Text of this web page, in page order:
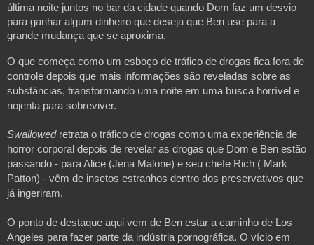
última noite juntos no bar da cidade quando Dom faz um desvio
para ganhar algum dinheiro que deseja que Ben use para a
grande mudança que se aproxima.
O que começa como um esboço de tráfico de drogas fica fora de
controle depois que mais informações são reveladas sobre as
substâncias, transformando uma noite em uma busca horrível e
nojenta para sobreviver.
Swallowed retrata o tráfico de drogas como uma experiência de
horror corporal depois de revelar as drogas que Dom e Ben estão
passando - para Alice (Jena Malone) e seu chefe Rich ( Mark
Patton) - vêm de insetos estranhos dentro dos preservativos que
já ingeriram.
O ponto de destaque aqui vem de Ben estar a caminho de Los
Angeles para fazer parte da indústria pornográfica. O vício em